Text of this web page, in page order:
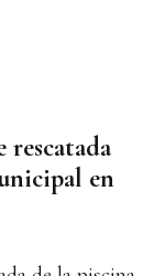
rescatada
en